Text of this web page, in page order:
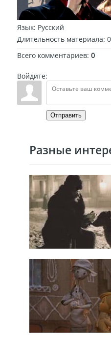
Язык: Русский
Длительность материала:
Всего комментариев: 0
Войдите:
Отправить
Разные